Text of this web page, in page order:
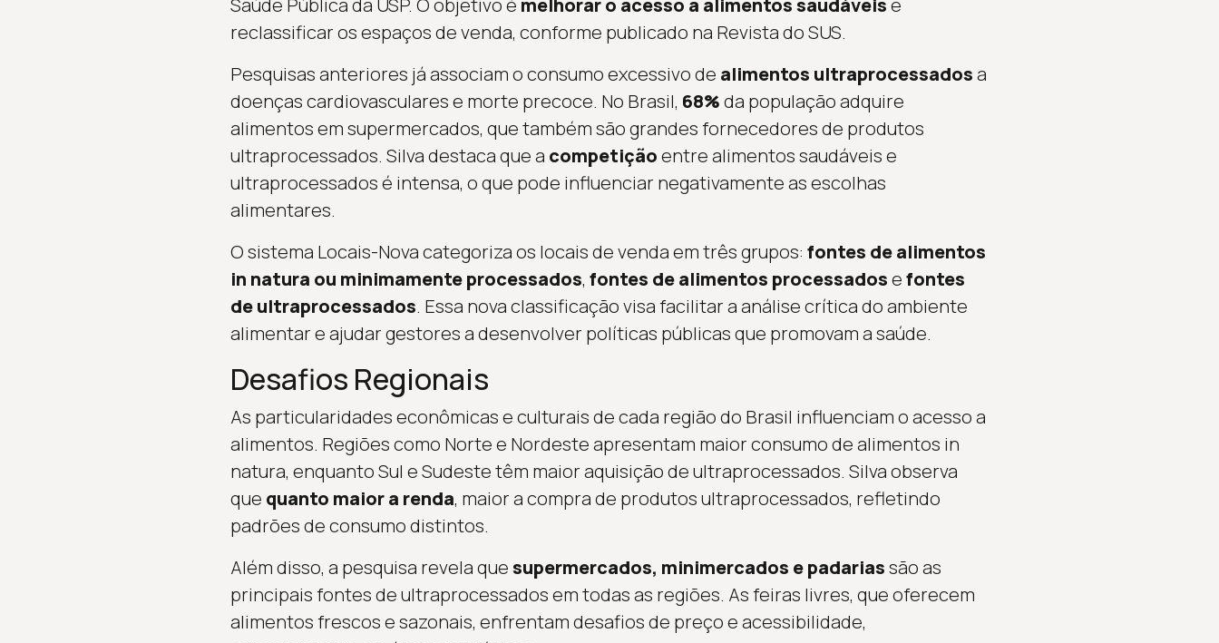
Saúde Pública da USP. O objetivo é melhorar o acesso a alimentos saudáveise
reclassificar os espaços de venda, conforme publicado na Revista do SUS.
Pesquisas anteriores já associam o consumo excessivo de alimentos ultraprocessadosa
doenças cardiovasculares e morte precoce. No Brasil, 68%da população adquire
alimentos em supermercados, que também são grandes fornecedores de produtos
ultraprocessados. Silva destaca que a competiçãoentre alimentos saudáveis e
ultraprocessados é intensa, o que pode influenciar negativamente as escolhas
alimentares.
O sistema Locais-Nova categoriza os locais de venda em três grupos: fontes de alimentos
in natura ou minimamente processados, fontes de alimentos processadosefontes
de ultraprocessados. Essa nova classificação visa facilitar a análise crítica do ambiente
alimentar e ajudar gestores a desenvolver políticas públicas que promovam a saúde.
Desafios Regionais
As particularidades econômicas e culturais de cada região do Brasil influenciam o acesso a
alimentos. Regiões como Norte e Nordeste apresentam maior consumo de alimentos in
natura, enquanto Sul e Sudeste têm maior aquisição de ultraprocessados. Silva observa
que quanto maior a renda, maior a compra de produtos ultraprocessados, refletindo
padrões de consumo distintos.
Além disso, a pesquisa revela quesupermercados, minimercados e padariassão as
principais fontes de ultraprocessados em todas as regiões. As feiras livres, que oferecem
alimentos frescos e sazonais, enfrentam desafios de preço e acessibilidade,